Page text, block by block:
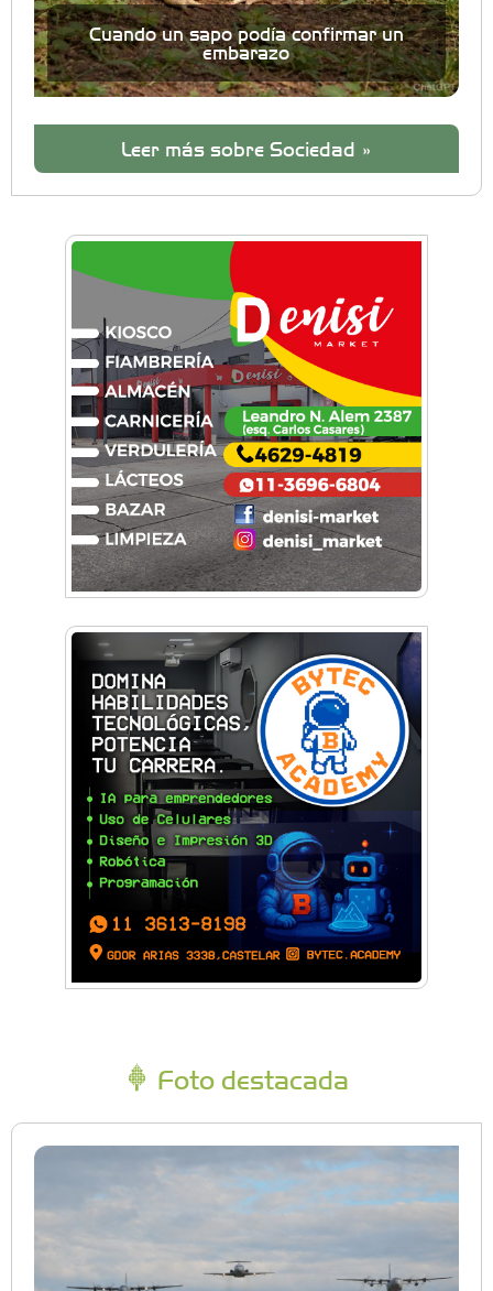
Cuando un sapo podía confirmar un
embarazo
Leer más sobre Sociedad »
Foto destacada